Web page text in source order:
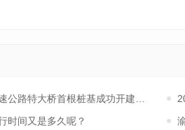
公路特大桥首根桩基成功开建，助力华
时间又是多久呢？